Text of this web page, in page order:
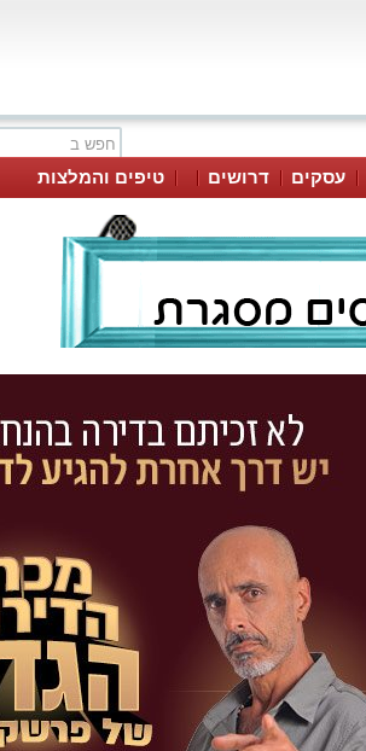
עסקים דרושים טיפים והמלצות